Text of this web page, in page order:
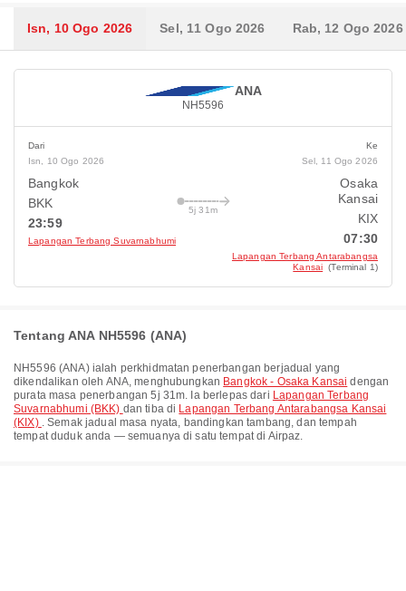
Isn, 10 Ogo 2026 Sel, 11 Ogo 2026 Rab, 12 Ogo 2026
ANA
NH5596
Dari
Isn, 10 Ogo 2026
Bangkok
BKK
23:59
Lapangan Terbang Suvarnabhumi
5j 31m
Ke
Sel, 11 Ogo 2026
Osaka
Kansai
KIX
07:30
Lapangan Terbang Antarabangsa
Kansai (Terminal 1)
Tentang ANA NH5596 (ANA)
NH5596 (ANA) ialah perkhidmatan penerbangan berjadual yang
dikendalikan oleh ANA, menghubungkan Bangkok - Osaka Kansai dengan
purata masa penerbangan5j 31m. Ia berlepas dari Lapangan Terbang
Suvarnabhumi (BKK) dan tiba di Lapangan Terbang Antarabangsa Kansai
(KIX) . Semak jadual masa nyata, bandingkan tambang, dan tempah
tempat duduk anda — semuanya di satu tempat di Airpaz.